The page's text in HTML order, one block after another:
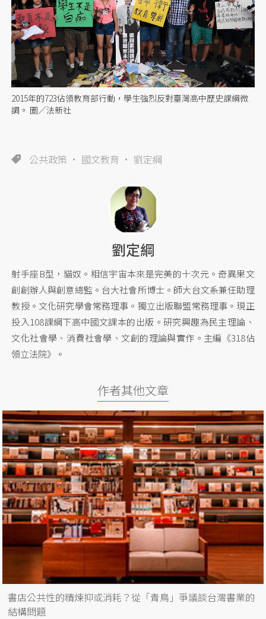
2015年的723佔領教育部行動，學生強烈反對臺灣高中歷史課綱微
調。 圖／法新社
公共政策 國文教育 劉定綱
劉定綱
射手座B型，貓奴。相信宇宙本來是完美的十次元。奇異果文
創創辦人與創意總監。台大社會所博士。師大台文系兼任助理
教授。文化研究學會常務理事。獨立出版聯盟常務理事。現正
投入108課綱下高中國文課本的出版。研究興趣為民主理論、
文化社會學、消費社會學、文創的理論與實作。主編《318佔
領立法院》。
作者其他文章
書店公共性的精煉抑或消耗？從「青鳥」爭議談台灣書業的
結構問題